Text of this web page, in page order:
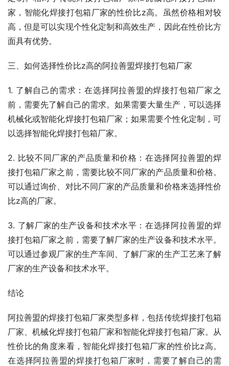
家，智能化焊接打包箱厂家的性价比z高。虽然价格相对较
高，但是可以实现个性化定制和高效生产，因此在性价比方
面具有优势。
三、如何选择性价比z高的阿拉善盟焊接打包箱厂家
1. 了解自己的需求：在选择阿拉善盟的焊接打包箱厂家之
前，需要先了解自己的需求。如果需要大量生产，可以选择
机械化或智能化焊接打包箱厂家；如果需要个性化定制，可
以选择智能化焊接打包箱厂家。
2. 比较不同厂家的产品质量和价格：在选择阿拉善盟的焊
接打包箱厂家之前，需要比较不同厂家的产品质量和价格。
可以通过询价、对比不同厂家的产品质量和价格来选择性价
比z高的厂家。
3. 了解厂家的生产设备和技术水平：在选择阿拉善盟的焊
接打包箱厂家之前，需要了解厂家的生产设备和技术水平。
可以通过参观厂家的生产车间、了解厂家的生产工艺来了解
厂家的生产设备和技术水平。
结论
阿拉善盟的焊接打包箱厂家类型多样，包括传统焊接打包箱
厂家、机械化焊接打包箱厂家和智能化焊接打包箱厂家。从
性价比的角度来看，智能化焊接打包箱厂家的性价比z高。
在选择阿拉善盟的焊接打包箱厂家时，需要了解自己的需